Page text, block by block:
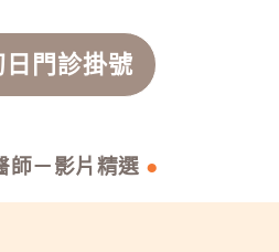
日門診掛號
師－影片精選 ●